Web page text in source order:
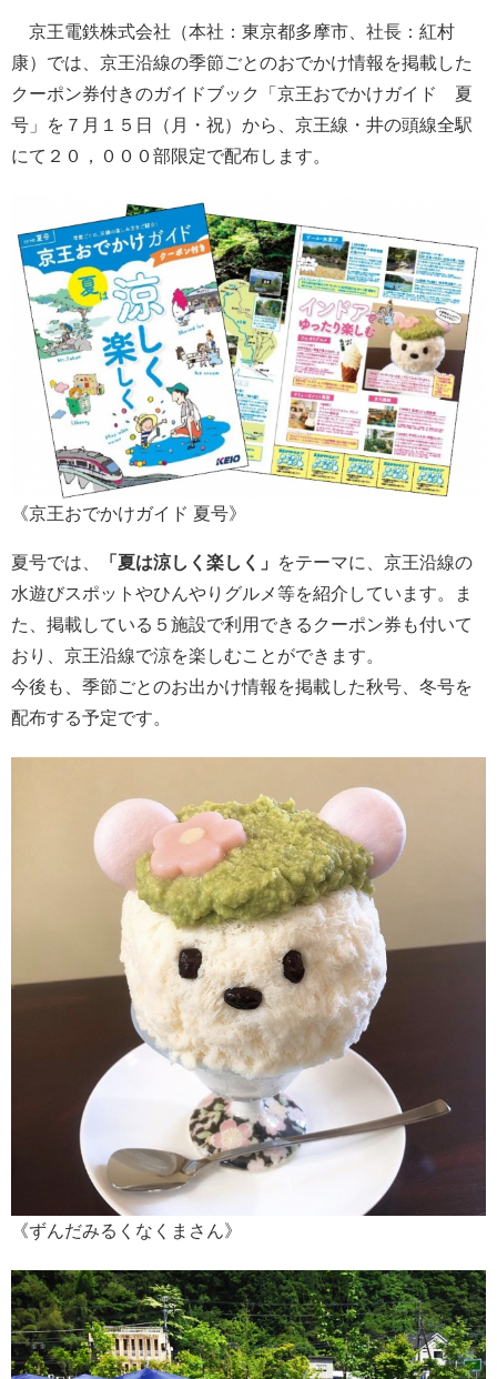
京王電鉄株式会社（本社：東京都多摩市、社長：紅村
康）では、京王沿線の季節ごとのおでかけ情報を掲載した
クーポン券付きのガイドブック「京王おでかけガイド 夏
号」を７月１５日（月・祝）から、京王線・井の頭線全駅
にて２０，０００部限定で配布します。
《京王おでかけガイド 夏号》
夏号では、 「 夏は涼しく楽しく 」
をテーマに、京王沿線の
水遊びスポットやひんやりグルメ等を紹介しています。ま
た、掲載している５施設で利用できるクーポン券も付いて
おり、京王沿線で涼を楽しむことができます。
今後も、季節ごとのお出かけ情報を掲載した秋号、冬号を
配布する予定です。
《ずんだみるくなくまさん》